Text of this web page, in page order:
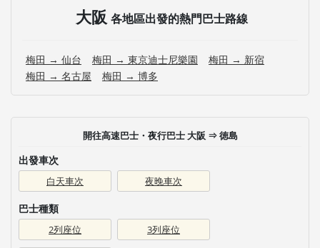
大阪 各地區出發的熱門巴士路線
梅田 → 仙台 梅田 → 東京迪士尼樂園
梅田 → 新宿
梅田 → 名古屋
梅田 → 博多
開往高速巴士・夜行巴士 大阪 ⇒ 徳島
出發車次
白天車次 夜晚車次
巴士種類
2列座位 3列座位